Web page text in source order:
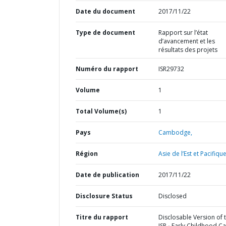
Date du document 2017/11/22
Type de document
Rapport sur l’état
d’avancement et les
résultats des projets
Numéro du rapport ISR29732
Volume 1
Total Volume(s) 1
Pays Cambodge,
Région Asie de l’Est et
Date de publication 2017/11/22
Disclosure Status Disclosed
Titre du rapport
Disclosable Version of